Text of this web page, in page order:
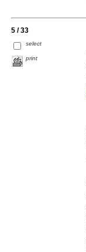
5 / 33
select
print